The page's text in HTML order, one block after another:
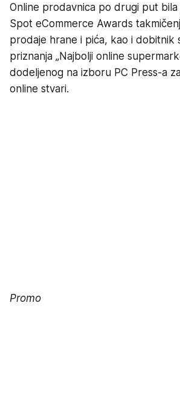
Online prodavnica po drugi put
Spot eCommerce Awards
prodaje hrane i pića, kao i dobitnik
priznanja „Najbolji online
dodeljenog na izboru PC Press-a
online stvari.
Promo